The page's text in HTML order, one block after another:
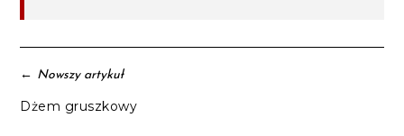
← Nowszy artykuł
Dżem gruszkowy